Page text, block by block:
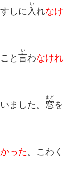
しに 入
い
れなけ
と言
い
わなけれ
ました。 窓
まど
を
った。こわく